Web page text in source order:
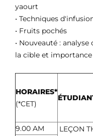
yaourt
• Techniques
• Fruits pochés
• Nouveauté :
la cible et
HORAIRES*
(*CET)
9.00 AM
LEÇON